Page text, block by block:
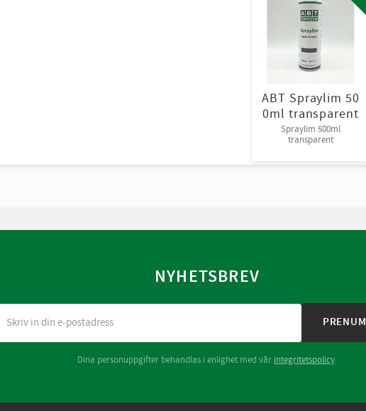
ABT Spraylim 50
0ml transparent
Spraylim 500ml
transparent
NYHETSBREV
Dina personuppgifter behandlas i enlighet med vår integritetspolicy.